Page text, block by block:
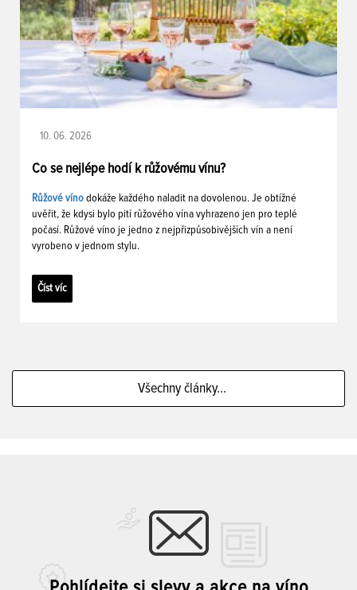
10. 06. 2026
Co se nejlépe hodí k růžovému vínu?
Růžové víno dokáže každého naladit na dovolenou. Je obtížné
uvěřit, že kdysi bylo pití růžového vína vyhrazeno jen pro teplé
počasí. Růžové víno je jedno z nejpřizpůsobivějších vín a není
vyrobeno v jednom stylu.
Číst víc
Všechny články...